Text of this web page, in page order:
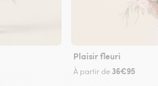
Plaisir fleuri
À partir de 36€95